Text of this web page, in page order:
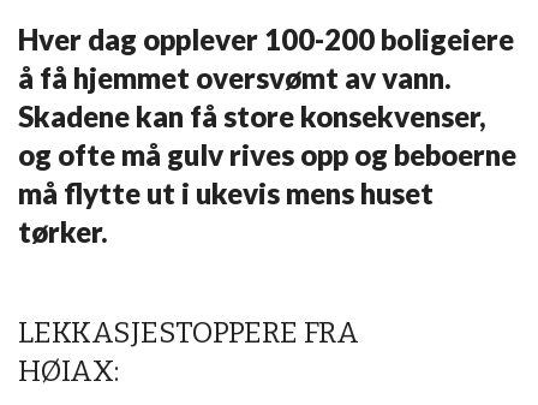
Hver dag opplever 100-200 boligeiere
å få hjemmet oversvømt av vann.
Skadene kan få store konsekvenser,
og ofte må gulv rives opp og beboerne
må flytte ut i ukevis mens huset
tørker.
LEKKASJESTOPPERE FRA
HØIAX: